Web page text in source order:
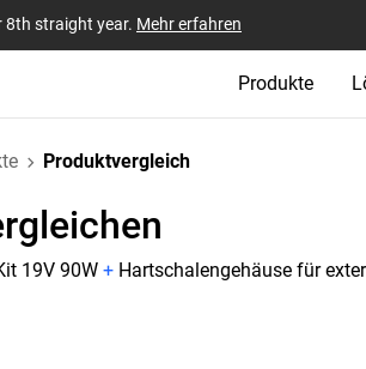
8th straight year. Mehr erfahren
Produkte
Produktvergleich
19V 90W + Hartschalengehäuse für